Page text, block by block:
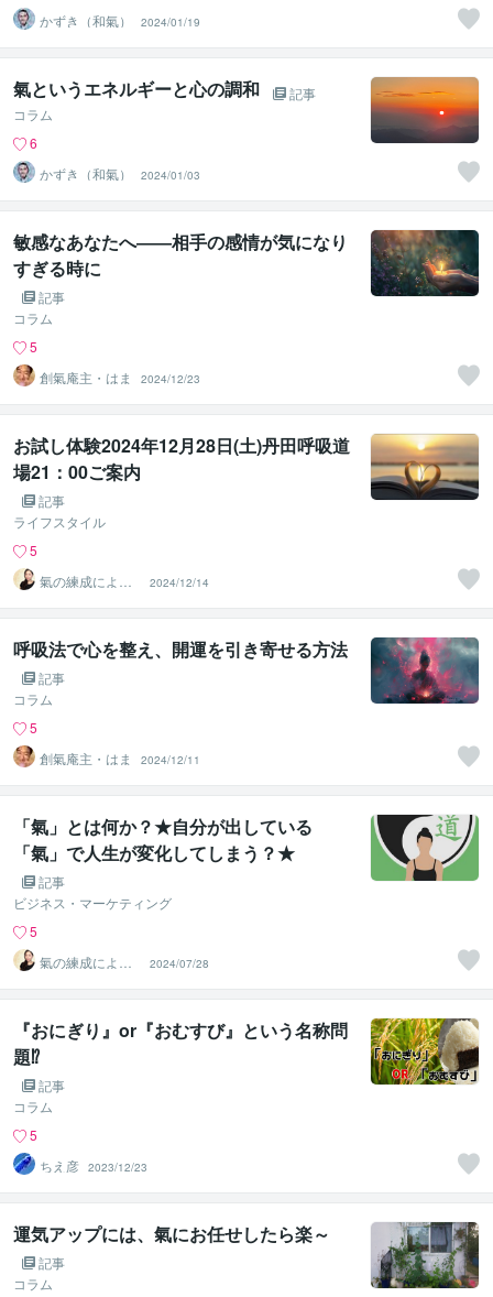
かずき（和氣）
2024/01/19
氣というエネルギーと心の調和
記事
コラム
6
かずき（和氣）
2024/01/03
敏感なあなたへ――相手の感情が気になり
すぎる時に
記事
コラム
5
創氣庵主・はま
2024/12/23
お試し体験2024年12月28日(土)丹田呼吸道
場21：00ご案内
記事
ライフスタイル
5
氣の練成による
意識変容ガイド
｜氣功師有岐
2024/12/14
呼吸法で心を整え、開運を引き寄せる方法
記事
コラム
5
創氣庵主・はま
2024/12/11
「氣」とは何か？★自分が出している
「氣」で人生が変化してしまう？★
記事
ビジネス・マーケティング
5
氣の練成による
意識変容ガイド
｜氣功師有岐
2024/07/28
『おにぎり』or『おむすび』という名称問
題⁉
記事
コラム
5
ちえ彦 2023/12/23
運気アップには、氣にお任せしたら楽～
記事
コラム